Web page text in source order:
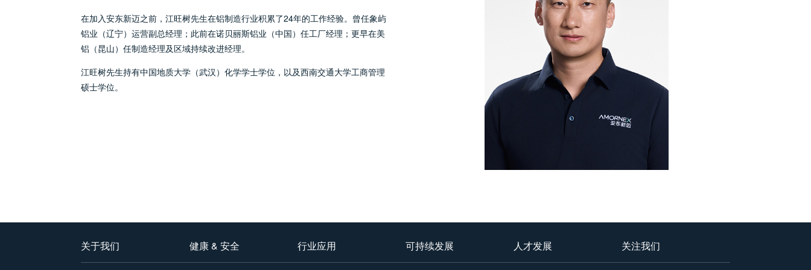
在加入安东新迈之前，江旺树先生在铝制造行业积累了24年的工作经验。曾任象屿
铝业（辽宁）运营副总经理；此前在诺贝丽斯铝业（中国）任工厂经理；更早在美
铝（昆山）任制造经理及区域持续改进经理。
江旺树先生持有中国地质大学（武汉）化学学士学位，以及西南交通大学工商管理
硕士学位。
关于我们 健康 & 安全 行业应用 可持续发展 人才发展 关注我们